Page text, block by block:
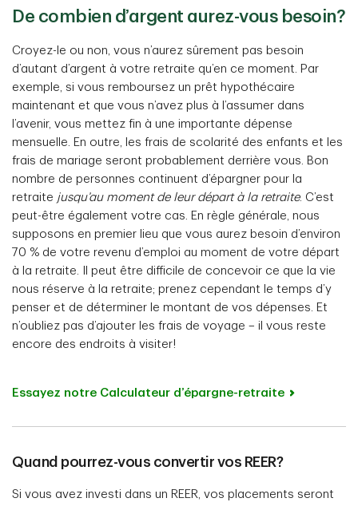
De combien d’argent aurez-vous besoin?
Croyez-le ou non, vous n’aurez sûrement pas besoin
d’autant d’argent à votre retraite qu’en ce moment. Par
exemple, si vous remboursez un prêt hypothécaire
maintenant et que vous n’avez plus à l’assumer dans
l’avenir, vous mettez fin à une importante dépense
mensuelle. En outre, les frais de scolarité des enfants et les
frais de mariage seront probablement derrière vous. Bon
nombre de personnes continuent d’épargner pour la
retraite jusqu’au moment de leur départ à la retraite. C’est
peut-être également votre cas. En règle générale, nous
supposons en premier lieu que vous aurez besoin d’environ
70 % de votre revenu d’emploi au moment de votre départ
à la retraite. Il peut être difficile de concevoir ce que la vie
nous réserve à la retraite; prenez cependant le temps d’y
penser et de déterminer le montant de vos dépenses. Et
n’oubliez pas d’ajouter les frais de voyage – il vous reste
encore des endroits à visiter!
Essayez notre Calculateur d’épargne-retraite
Quand pourrez-vous convertir vos REER?
Si vous avez investi dans un REER, vos placements seront